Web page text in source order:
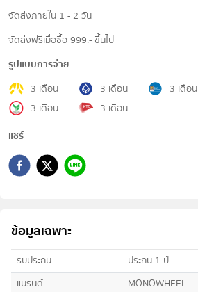
จัดส่งภายใน 1 - 2 วัน
จัดส่งฟรีเมื่อซื้อ 999.- ขึ้นไป
รูปแบบการจ่าย
3 เดือน
3 เดือน
3 เดือน
3 เดือน
3 เดือน
แชร์
ข้อมูลเฉพาะ
รับประกัน
ประกัน 1 ปี
แบรนด์
MONOWHEEL